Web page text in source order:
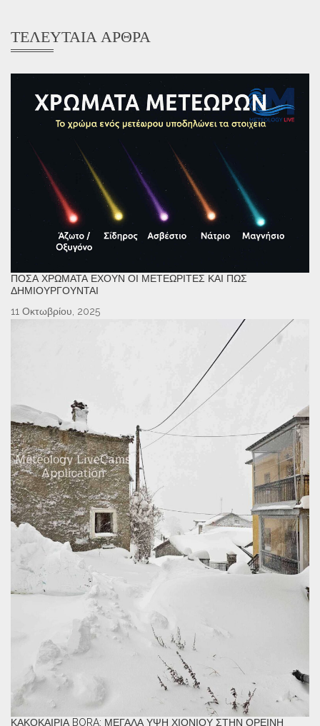
ΤΕΛΕΥΤΑΊΑ ΆΡΘΡΑ
ΠΌΣΑ ΧΡΏΜΑΤΑ ΈΧΟΥΝ ΟΙ ΜΕΤΕΩΡΊΤΕΣ ΚΑΙ ΠΏΣ
ΔΗΜΙΟΥΡΓΟΎΝΤΑΙ
11 Οκτωβρίου, 2025
ΚΑΚΟΚΑΙΡΊΑ BORA: ΜΕΓΆΛΑ ΎΨΗ ΧΙΟΝΙΟΎ ΣΤΗΝ ΟΡΕΙΝΉ